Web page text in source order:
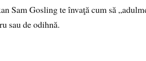
Sam Gosling te învaţă cum să
sau de odihnă.